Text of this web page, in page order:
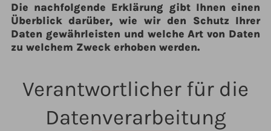
Die nachfolgende Erklärung gibt Ihnen einen
Überblick darüber, wie wir den Schutz Ihrer
Daten gewährleisten und welche Art von Daten
zu welchem Zweck erhoben werden.
Verantwortlicher für die
Datenverarbeitung